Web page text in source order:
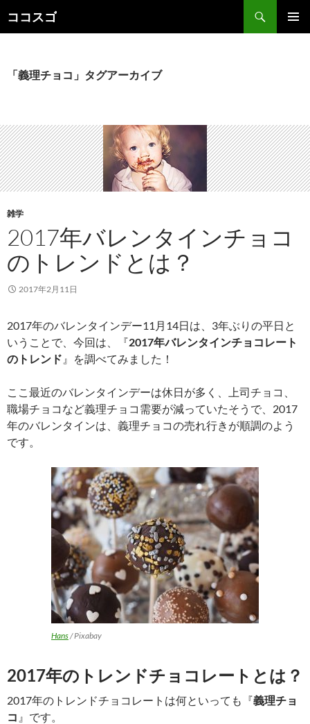
ココスゴ
索
ン
キ
ッ
プ
「義理チョコ」タグアーカイブ
雑学
2017年バレンタインチョコ
のトレンドとは？
2017年2月11日
2017年のバレンタインデー11月14日は、3年ぶりの平日と
いうことで、今回は、『2017年バレンタインチョコレート
のトレンド 』を調べてみました！
ここ最近のバレンタインデーは休日が多く、上司チョコ、
職場チョコなど義理チョコ需要が減っていたそうで、2017
年のバレンタインは、義理チョコの売れ行きが順調のよう
です。
Hans/ Pixabay
2017年のトレンドチョコレートとは？
2017年のトレンドチョコレートは何といっても『義理チョ
コ 』です。